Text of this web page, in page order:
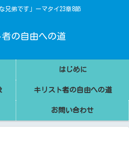
兄弟です」ーマタイ23章8節
者の自由への道
はじめに
キリスト者の自由への道
お問い合わせ